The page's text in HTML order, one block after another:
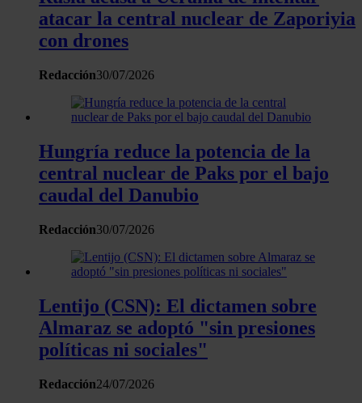
recopilado a partir del uso que haya hecho de sus servicios.
atacar la central nuclear de Zaporiyia
con drones
Redacción30/07/2026
Hungría reduce la potencia de la
central nuclear de Paks por el bajo
caudal del Danubio
Redacción30/07/2026
Lentijo (CSN): El dictamen sobre
Almaraz se adoptó "sin presiones
políticas ni sociales"
Redacción24/07/2026